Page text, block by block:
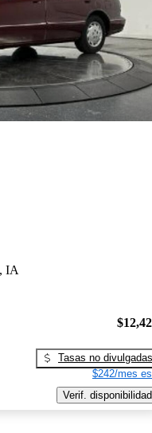
IA
Tasas no divulgadas
$242/mes
Verif. disponibilidad